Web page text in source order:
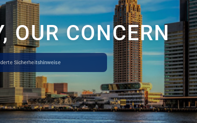
OUR CONCERN
Sicherheitshinweise